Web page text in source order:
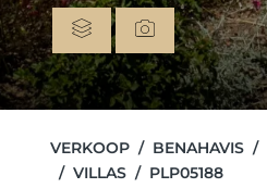
VERKOOP BENAHAVIS
VILLAS
PLP05188